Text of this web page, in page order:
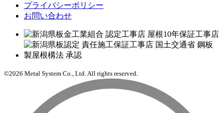
プライバシーポリシー
お問い合わせ
©2026 Metal System Co., Ltd. All rights reserved.